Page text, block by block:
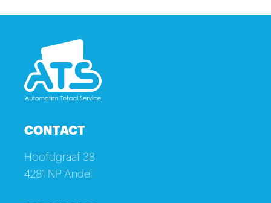
CONTACT
Hoofdgraaf 38
4281 NP Andel